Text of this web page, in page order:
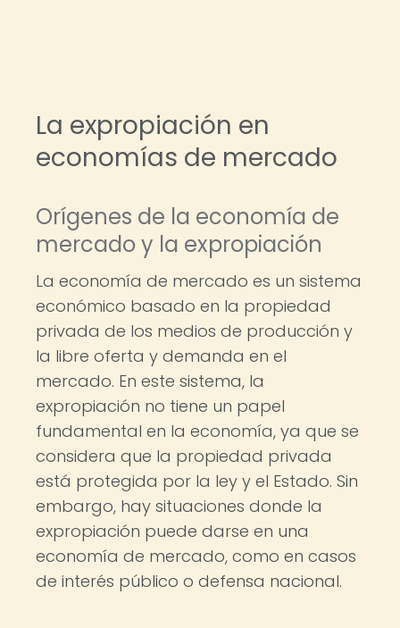
La expropiación en
economías de mercado
Orígenes de la economía de
mercado y la expropiación
La economía de mercado es un sistema
económico basado en la propiedad
privada de los medios de producción y
la libre oferta y demanda en el
mercado. En este sistema, la
expropiación no tiene un papel
fundamental en la economía, ya que se
considera que la propiedad privada
está protegida por la ley y el Estado. Sin
embargo, hay situaciones donde la
expropiación puede darse en una
economía de mercado, como en casos
de interés público o defensa nacional.